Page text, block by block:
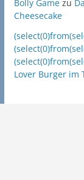
Bolly Gamezu
Cheesecake
Lover Burger im